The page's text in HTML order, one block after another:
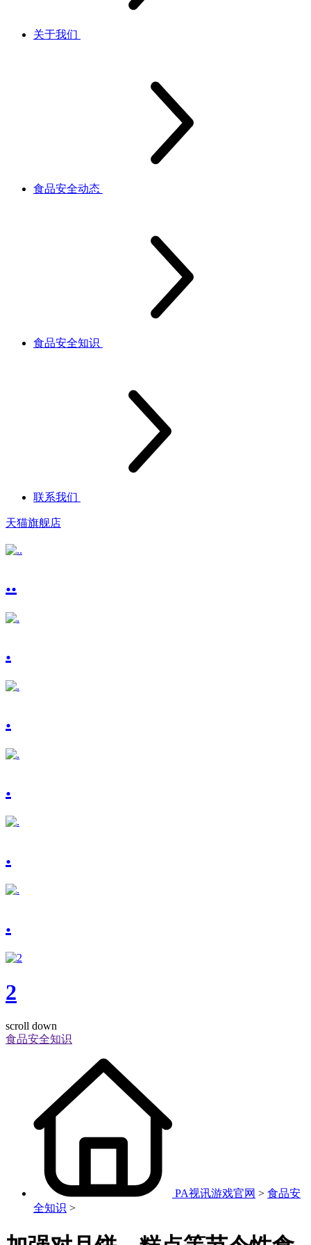
关于我们
食品安全动态
食品安全知识
联系我们
天猫旗舰店
..
.
.
.
.
.
2
scroll down
食品安全知识
PA视讯游戏官网 > 食品安
全知识 >